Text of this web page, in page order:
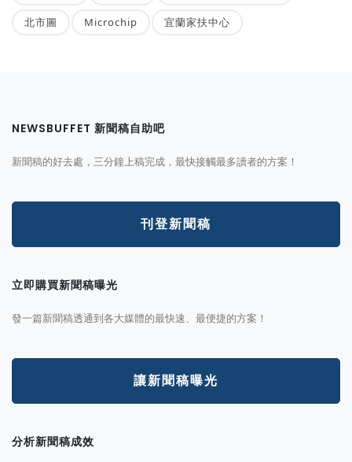
北市圖 Microchip 宜蘭家扶中心
NEWSBUFFET 新聞稿自助吧
新聞稿的好去處，三分鐘上稿完成，最快接觸最多讀者的方案！
刊登新聞稿
立即購買新聞稿曝光
發一篇新聞稿透通到各大媒體的最快速、最便捷的方案！
讓新聞稿曝光
分析新聞稿成效